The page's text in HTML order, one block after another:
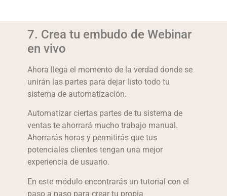
7. Crea tu embudo de Webinar
en vivo
Ahora llega el momento de la verdad donde se
unirán las partes para dejar listo todo tu
sistema de automatización.
Automatizar ciertas partes de tu sistema de
ventas te ahorrará mucho trabajo manual.
Ahorrarás horas y permitirás que tus
potenciales clientes tengan una mejor
experiencia de usuario.
En este módulo encontrarás un tutorial con el
paso a paso para crear tu propia